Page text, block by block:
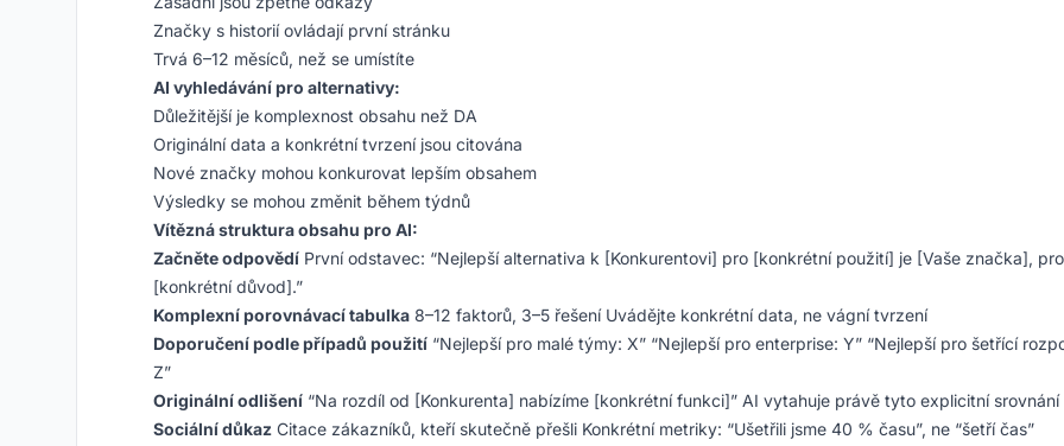
Značky s historií ovládají první stránku
Trvá 6–12 měsíců, než se umístíte
AI vyhledávání pro alternativy:
Důležitější je komplexnost obsahu než DA
Originální data a konkrétní tvrzení jsou citována
Nové značky mohou konkurovat lepším obsahem
Výsledky se mohou změnit během týdnů
Vítězná struktura obsahu pro AI:
Začněte odpovědí První odstavec: “Nejlepší alternativa k [Konkurentovi] pro [konkrétní použití] je [Vaše značka],
[konkrétní důvod].”
Komplexní porovnávací tabulka 8–12 faktorů, 3–5 řešení Uvádějte konkrétní data, ne vágní tvrzení
Doporučení podle případů použití “Nejlepší pro malé týmy: X” “Nejlepší pro enterprise: Y” “Nejlepší pro šetřící
Z”
Originální odlišení “Na rozdíl od [Konkurenta] nabízíme [konkrétní funkci]” AI vytahuje právě tyto explicitní srovnání
Sociální důkaz Citace zákazníků, kteří skutečně přešli Konkrétní metriky: “Ušetřili jsme 40 % času”, ne “šetří čas”